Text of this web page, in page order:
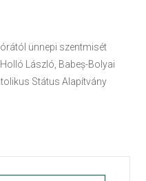
ünnepi szentmisét
László, Babeș-Bolyai
Státus Alapítvány